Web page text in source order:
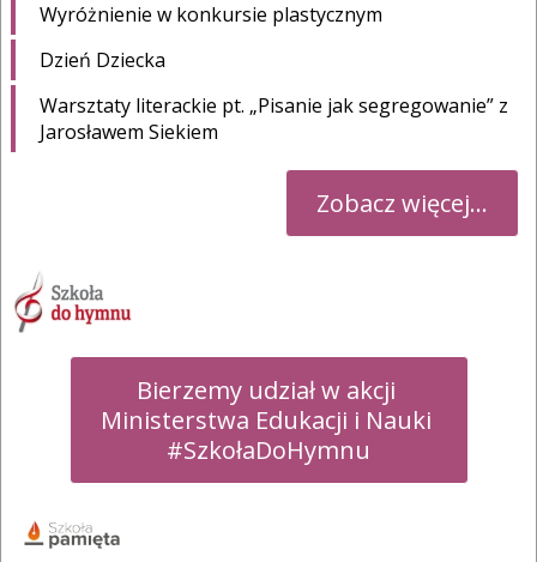
Wyróżnienie w konkursie plastycznym
Dzień Dziecka
Warsztaty literackie pt. „Pisanie jak segregowanie” z
Jarosławem Siekiem
Zobacz więcej...
Bierzemy udział w akcji
Ministerstwa Edukacji i Nauki
#SzkołaDoHymnu